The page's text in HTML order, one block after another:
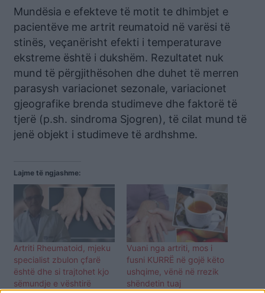
Mundësia e efekteve të motit te dhimbjet e
pacientëve me artrit reumatoid në varësi të
stinës, veçanërisht efekti i temperaturave
ekstreme është i dukshëm. Rezultatet nuk
mund të përgjithësohen dhe duhet të merren
parasysh variacionet sezonale, variacionet
gjeografike brenda studimeve dhe faktorë të
tjerë (p.sh. sindroma Sjogren), të cilat mund të
jenë objekt i studimeve të ardhshme.
Lajme të ngjashme:
Artriti Rheumatoid, mjeku
specialist zbulon çfarë
është dhe si trajtohet kjo
sëmundje e vështirë
Vuani nga artriti, mos i
fusni KURRË në gojë këto
ushqime, vënë në rrezik
shëndetin tuaj